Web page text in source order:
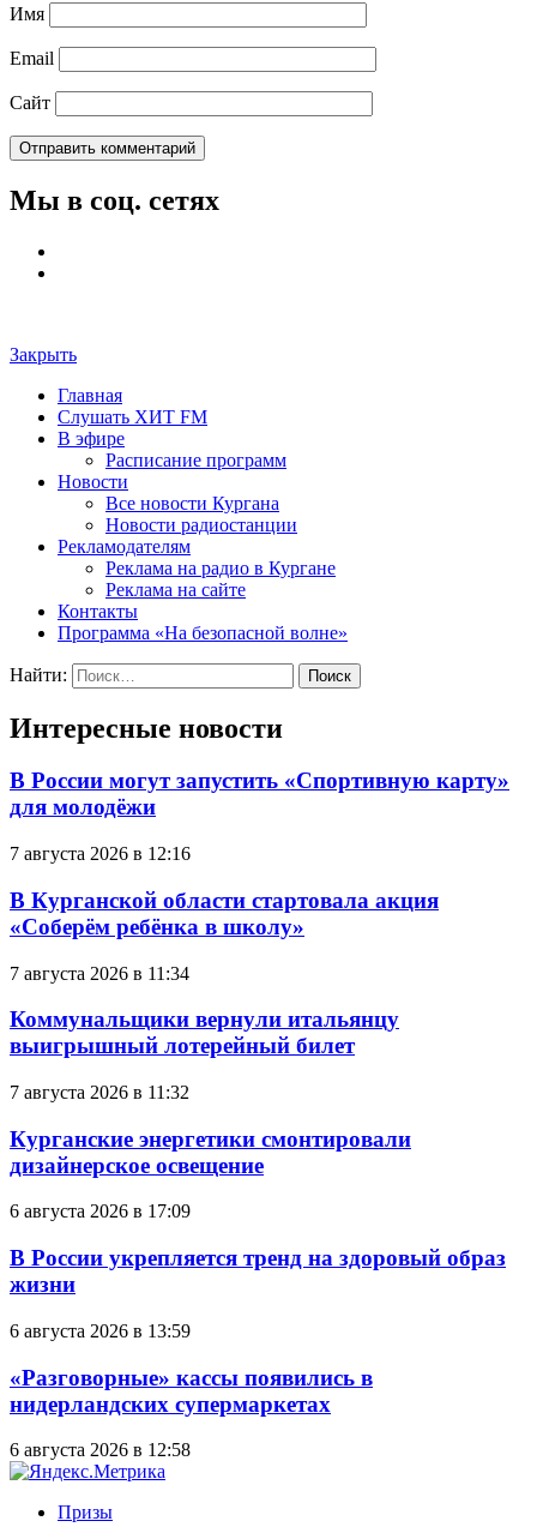
Имя
Email
Сайт
Мы в соц. сетях
Закрыть
Главная
Слушать ХИТ FM
В эфире
Расписание программ
Новости
Все новости Кургана
Новости радиостанции
Рекламодателям
Реклама на радио в Кургане
Реклама на сайте
Контакты
Программа «На безопасной волне»
Найти:
Интересные новости
В России могут запустить «Спортивную карту»
для молодёжи
7 августа 2026 в 12:16
В Курганской области стартовала акция
«Соберём ребёнка в школу»
7 августа 2026 в 11:34
Коммунальщики вернули итальянцу
выигрышный лотерейный билет
7 августа 2026 в 11:32
Курганские энергетики смонтировали
дизайнерское освещение
6 августа 2026 в 17:09
В России укрепляется тренд на здоровый образ
жизни
6 августа 2026 в 13:59
«Разговорные» кассы появились в
нидерландских супермаркетах
6 августа 2026 в 12:58
Призы